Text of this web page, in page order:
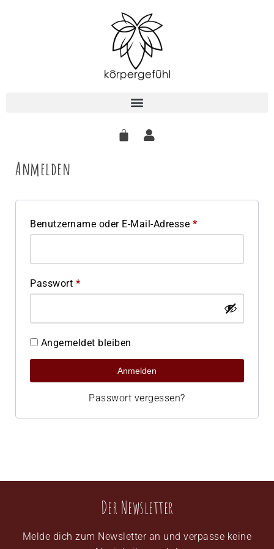
Anmelden
Benutzername oder E-Mail-Adresse *
Passwort *
Angemeldet bleiben
Anmelden
Passwort vergessen?
Der Newsletter
Melde dich zum Newsletter an und verpasse keine